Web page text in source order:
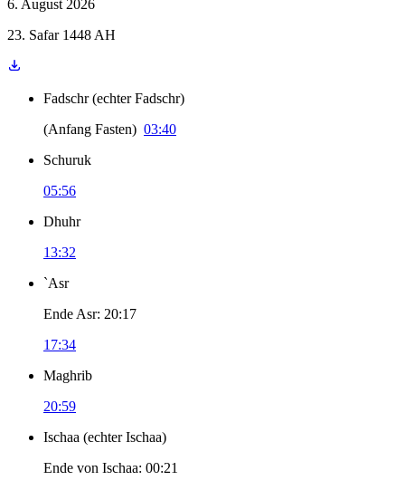
6. August 2026
23. Safar 1448 AH
Fadschr (echter Fadschr)
(Anfang Fasten) 03:40
Schuruk
05:56
Dhuhr
13:32
`Asr
Ende Asr: 20:17
17:34
Maghrib
20:59
Ischaa (echter Ischaa)
Ende von Ischaa: 00:21